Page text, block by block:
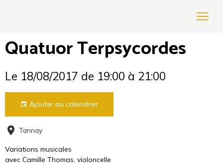
Quatuor Terpsycordes
Le 18/08/2017 de 19:00 à 21:00
Ajouter au calendrier
Tannay
Variations musicales
avec Camille Thomas, violoncelle